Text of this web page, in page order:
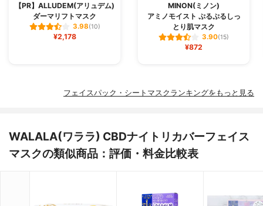
【PR】ALLUDEM(アリュデム)
ダーマリフトマスク
3.98(10)
¥2,178
MINON(ミノン)
アミノモイスト ぷるぷるしっ
とり肌マスク
3.90(15)
¥872
フェイスパック・シートマスクランキングをもっと見る
WALALA(ワララ) CBDナイトリカバーフェイス
マスクの類似商品：評価・料金比較表